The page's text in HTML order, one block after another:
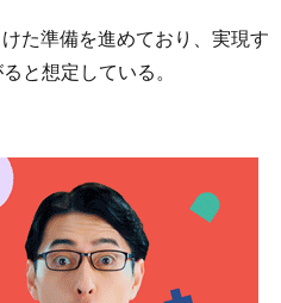
た準備を進めており、実現す
と想定している。